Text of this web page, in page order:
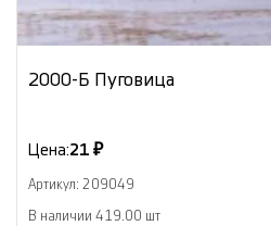
2000-Б Пуговица
Цена:21 ₽
Артикул: 209049
В наличии 419.00 шт